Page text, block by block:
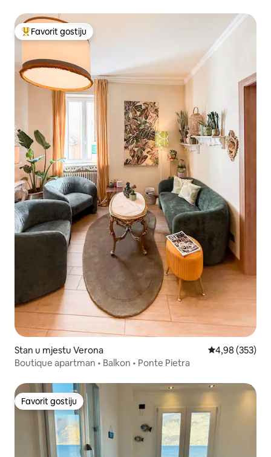
Glavni favorit gostiju
Favorit gostiju
Stan u mjestu Verona Prosječna
4,98 (353)
Boutique apartman • Balkon • Ponte Pietra
Favorit gostiju
Favorit gostiju